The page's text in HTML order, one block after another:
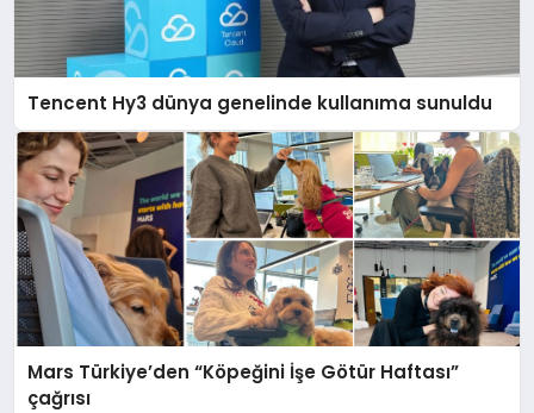
Tencent Hy3 dünya genelinde kullanıma sunuldu
Mars Türkiye’den “Köpeğini İşe Götür Haftası”
çağrısı